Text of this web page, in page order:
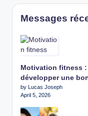
Messages
Motivation fitness
développer une
by Lucas Joseph
April 5, 2026